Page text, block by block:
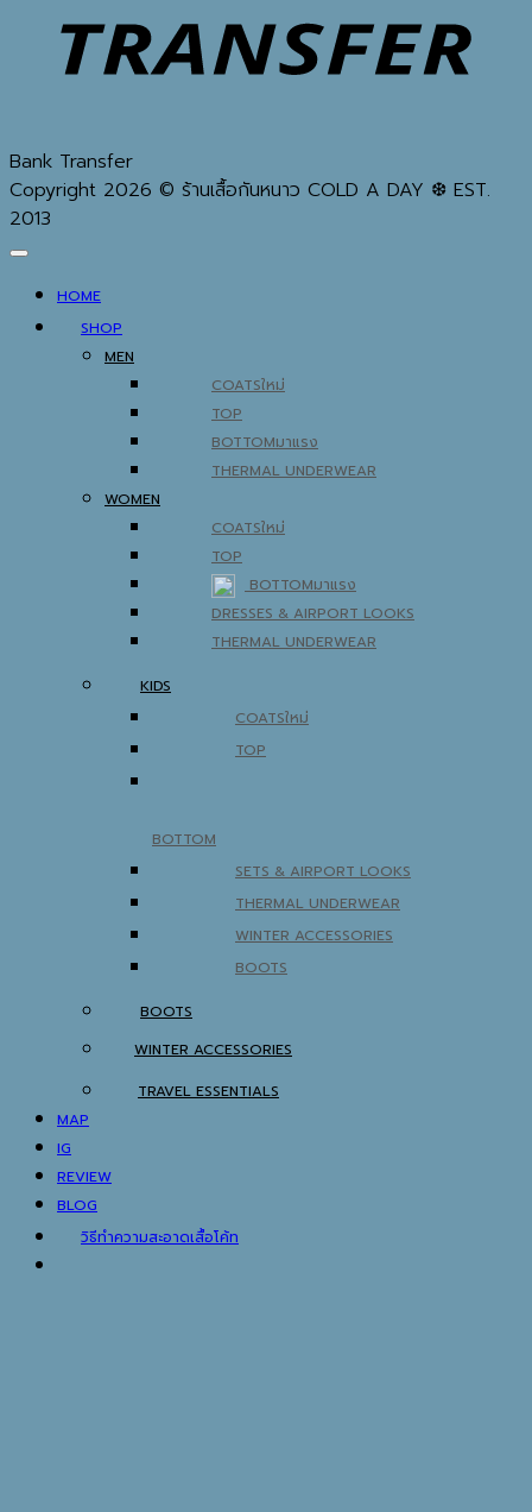
Bank Transfer
Copyright 2026 © ร้านเสื้อกันหนาว COLD A DAY ❆ EST.
2013
HOME
SHOP
MEN
COATS
TOP
BOTTOM
THERMAL UNDERWEAR
WOMEN
COATS
TOP
BOTTOM
DRESSES & AIRPORT LOOKS
THERMAL UNDERWEAR
KIDS
COATS
TOP
THERMAL UNDERWEAR
WINTER ACCESSORIES
BOOTS
MAP
IG
REVIEW
BLOG
วิธีทำความสะอาดเสื้อโค้ท